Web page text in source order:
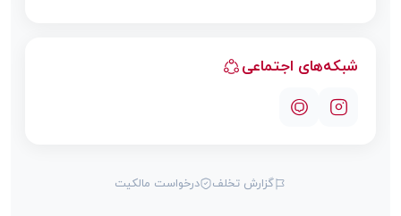
شبکه‌های اجتماعی
گزارش تخلف درخواست مالکیت